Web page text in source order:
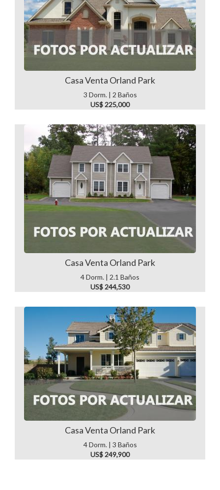
Casa Venta Orland Park
3 Dorm. | 2 Baños
US$ 225,000
Casa Venta Orland Park
4 Dorm. | 2.1 Baños
US$ 244,530
Casa Venta Orland Park
4 Dorm. | 3 Baños
US$ 249,900